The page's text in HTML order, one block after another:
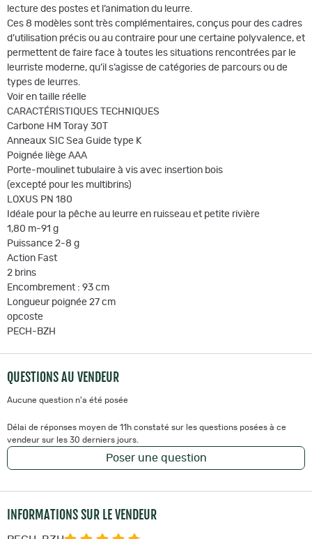
lecture des postes et l’animation du leurre.
Ces 8 modèles sont très complémentaires, conçus pour des cadres
d’utilisation précis ou au contraire pour une certaine polyvalence, et
permettent de faire face à toutes les situations rencontrées par le
leurriste moderne, qu’il s’agisse de catégories de parcours ou de
types de leurres.
Voir en taille réelle
CARACTÉRISTIQUES TECHNIQUES
Carbone HM Toray 30T
Anneaux SIC Sea Guide type K
Poignée liège AAA
Porte-moulinet tubulaire à vis avec insertion bois
(excepté pour les multibrins)
LOXUS PN 180
Idéale pour la pêche au leurre en ruisseau et petite rivière
1,80 m-91 g
Puissance 2-8 g
Action Fast
2 brins
Encombrement : 93 cm
Longueur poignée 27 cm
opcoste
PECH-BZH
QUESTIONS AU VENDEUR
Aucune question n'a été posée
Délai de réponses moyen de 11h constaté sur les questions posées à ce
vendeur sur les 30 derniers jours.
Poser une question
INFORMATIONS SUR LE VENDEUR